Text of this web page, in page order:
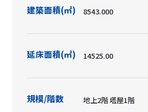
建築面積(㎡) 8543.000
延床面積(㎡) 14525.00
規模/階数 地上2階 塔屋1階